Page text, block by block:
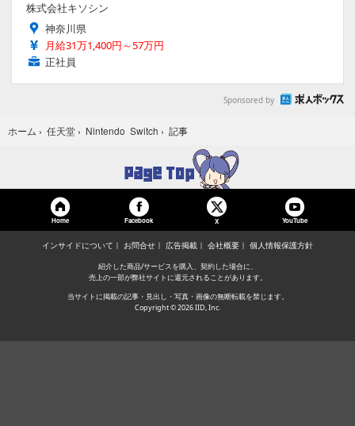
株式会社キソシン
神奈川県
月給31万1,400円～57万円
正社員
Sponsored by
ホーム › 任天堂 › Nintendo Switch › 記事
Home Facebook X YouTube
インサイドについて お問合せ 広告掲載 会社概要 個人情報保護方針
紹介した商品/サービスを購入、契約した場合に、
売上の一部が弊社サイトに還元されることがあります。
当サイトに掲載の記事・見出し・写真・画像の無断転載を禁じます。
Copyright © 2026 IID, Inc.